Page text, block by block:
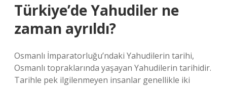
Türkiye’de Yahudiler ne
zaman ayrıldı?
Osmanlı İmparatorluğu’ndaki Yahudilerin tarihi,
Osmanlı topraklarında yaşayan Yahudilerin tarihidir.
Tarihle pek ilgilenmeyen insanlar genellikle iki